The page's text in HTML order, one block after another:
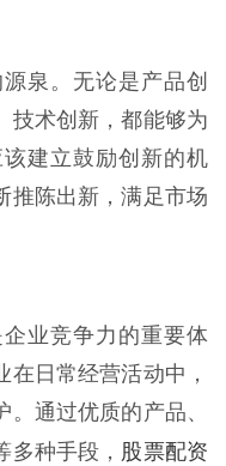
泉。无论是产品创
技术创新，都能够为
建立鼓励创新的机
推陈出新，满足市场
业竞争力的重要体
日常经营活动中，
通过优质的产品、
种手段， 股票配资